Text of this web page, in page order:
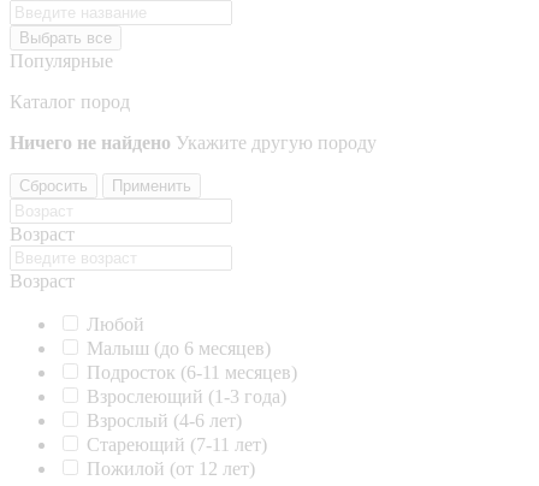
Выбрать все
Популярные
Каталог пород
Ничего не найдено Укажите другую породу
Сбросить Применить
Возраст
Возраст
Любой
Малыш (до 6 месяцев)
Подросток (6-11 месяцев)
Взрослеющий (1-3 года)
Взрослый (4-6 лет)
Стареющий (7-11 лет)
Пожилой (от 12 лет)